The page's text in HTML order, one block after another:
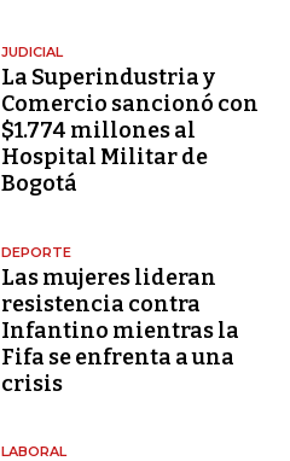
JUDICIAL
La Superindustria y
Comercio sancionó con
$1.774 millones al
Hospital Militar de
Bogotá
DEPORTE
Las mujeres lideran
resistencia contra
Infantino mientras la
Fifa se enfrenta a una
crisis
LABORAL